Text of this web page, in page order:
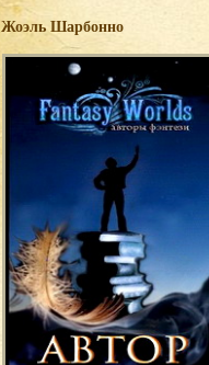
Жоэль Шарбонно